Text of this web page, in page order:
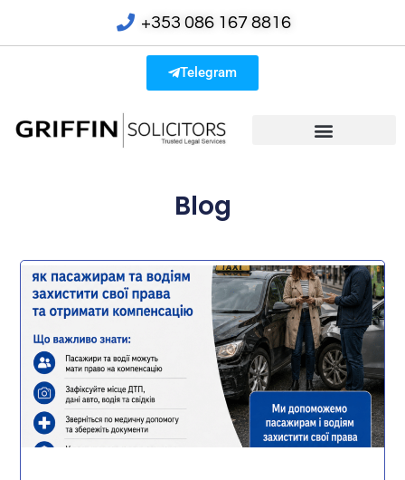
+353 086 167 8816
Telegram
Blog